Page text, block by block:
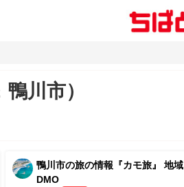
川市）
鴨川市の旅の情報『カモ旅』 地域
DMO